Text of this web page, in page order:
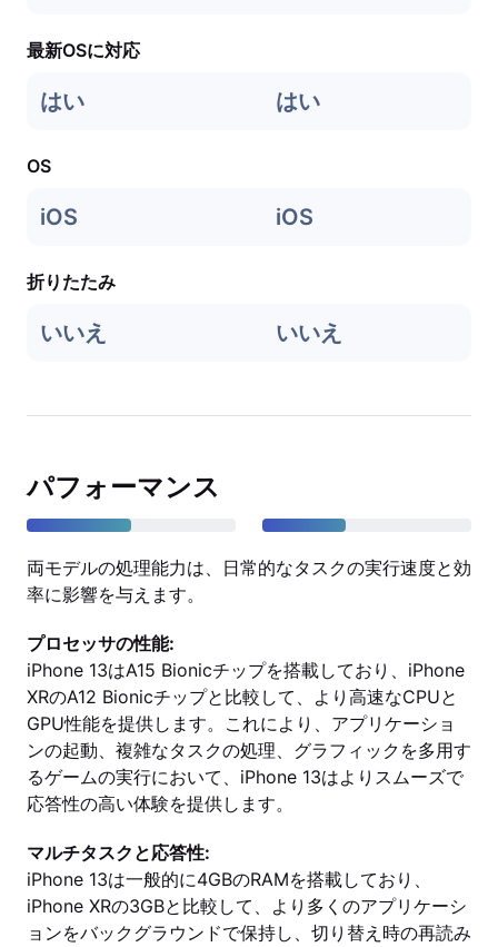
最新OSに対応
はい はい
OS
iOS iOS
折りたたみ
いいえ いいえ
パフォーマンス
両モデルの処理能力は、日常的なタスクの実行速度と効
率に影響を与えます。
プロセッサの性能:
iPhone 13はA15 Bionicチップを搭載しており、iPhone
XRのA12 Bionicチップと比較して、より高速なCPUと
GPU性能を提供します。これにより、アプリケーショ
ンの起動、複雑なタスクの処理、グラフィックを多用す
るゲームの実行において、iPhone 13はよりスムーズで
応答性の高い体験を提供します。
マルチタスクと応答性:
iPhone 13は一般的に4GBのRAMを搭載しており、
iPhone XRの3GBと比較して、より多くのアプリケーシ
ョンをバックグラウンドで保持し、切り替え時の再読み